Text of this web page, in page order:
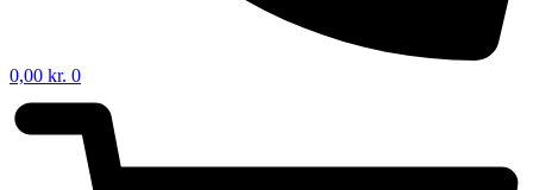
0,00 kr. 0